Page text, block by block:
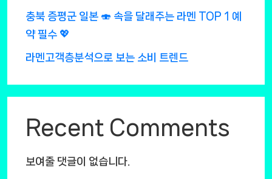
충북 증평군 일본 🍣 속을 달래주는 라멘 TOP 1 예
약 필수 💖
라멘고객층분석으로 보는 소비 트렌드
Recent Comments
보여줄 댓글이 없습니다.